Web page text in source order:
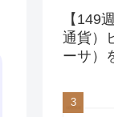
【149
通貨）
ーサ）